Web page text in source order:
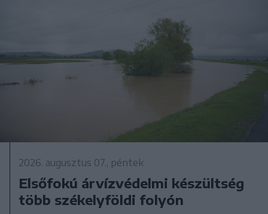
2026. augusztus 07., péntek
Elsőfokú árvízvédelmi készültség
több székelyföldi folyón